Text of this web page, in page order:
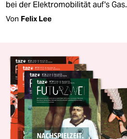
bei der Elektromobilität auf's Gas.
Von Felix Lee